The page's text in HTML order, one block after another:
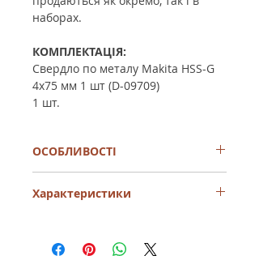
наборах.
КОМПЛЕКТАЦІЯ:
Свердло по металу Makita HSS-G
4x75 мм 1 шт (D-09709)
1 шт.
ОСОБЛИВОСТІ
високоякісне приладдя для
оптимальне співвідношення ціна-
Характеристики